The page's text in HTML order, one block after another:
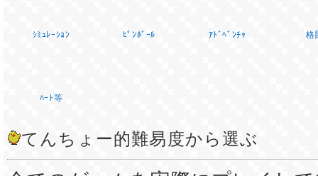
ｼﾐｭﾚｰｼｮﾝ ﾋﾟﾝﾎﾞｰﾙ ｱﾄﾞﾍﾞﾝﾁｬ 格
ﾊｰﾄ等
てんちょー的難易度から選ぶ